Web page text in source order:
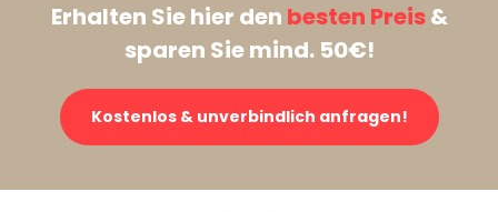
Erhalten Sie hier den besten Preis&
sparen Sie mind. 50€!
Kostenlos & unverbindlich anfragen!